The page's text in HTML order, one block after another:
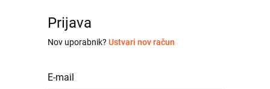
Prijava
Nov uporabnik? Ustvari nov račun
E-mail